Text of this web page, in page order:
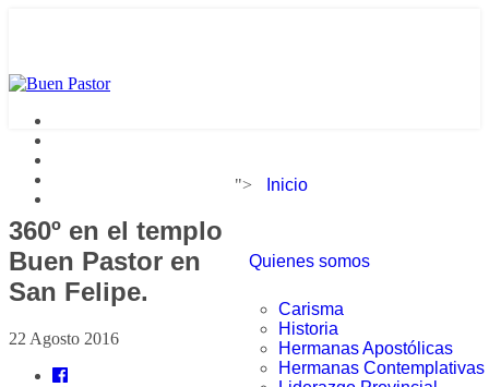
"> Inicio
Quienes somos
Carisma
Historia
Hermanas Apostólicas
Hermanas Contemplativas
360º en el templo
Buen Pastor en
San Felipe.
22 Agosto 2016